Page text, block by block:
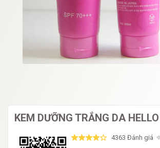
KEM DƯỠNG TRẮNG DA
4363 Đánh giá